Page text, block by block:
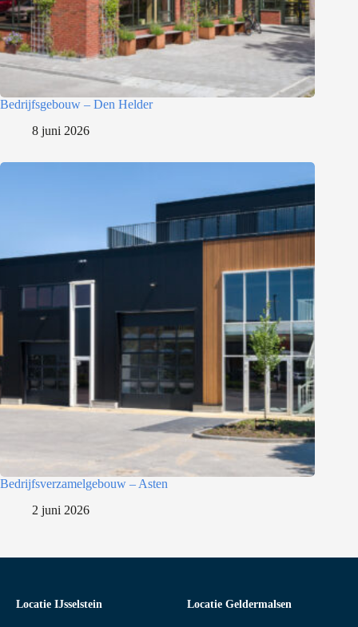
Bedrijfsgebouw – Den Helder
8 juni 2026
Bedrijfsverzamelgebouw – Asten
2 juni 2026
Locatie IJsselstein Locatie Geldermalsen